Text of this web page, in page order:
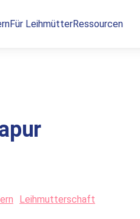
Für LeihmütterRessourcen
Leihmutterschaft